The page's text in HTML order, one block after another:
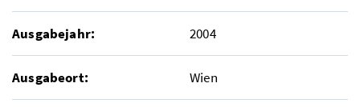
Ausgabejahr: 2004
Ausgabeort: Wien